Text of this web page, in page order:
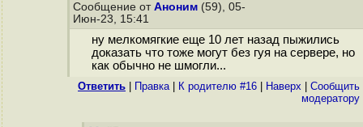
Сообщение от Аноним (59), 05-
Июн-23, 15:41
ну мелкомягкие еще 10 лет назад пыжились
доказать что тоже могут без гуя на сервере, но
как обычно не шмогли...
Ответить Правка| К родителю #16 Наверх
Cообщить
модератору